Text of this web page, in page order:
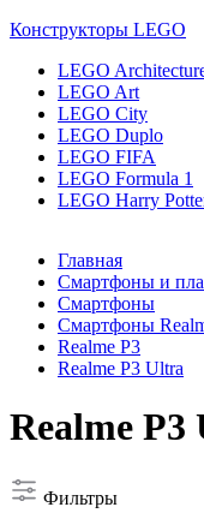
Конструкторы LEGO
LEGO
LEGO Art
LEGO City
LEGO Duplo
LEGO FIFA
LEGO Formula 1
LEGO Harry
Главная
Смартфоны и
Смартфоны
Смартфоны
Realme P3
Realme P3 Ultra
Realme P3
Фильтры